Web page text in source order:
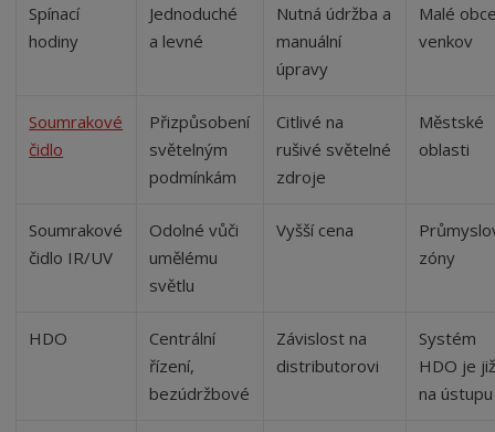
Spínací
hodiny
Jednoduché
a levné
Nutná údržba a
manuální
úpravy
Malé
venkov
Soumrakové
čidlo
Přizpůsobení
světelným
podmínkám
Citlivé na
rušivé světelné
zdroje
Městské
oblasti
Soumrakové
čidlo IR/UV
Odolné vůči
umělému
světlu
Vyšší cena
zóny
HDO
Centrální
řízení,
bezúdržbové
Závislost na
distributorovi
Systém
HDO je
na ústupu